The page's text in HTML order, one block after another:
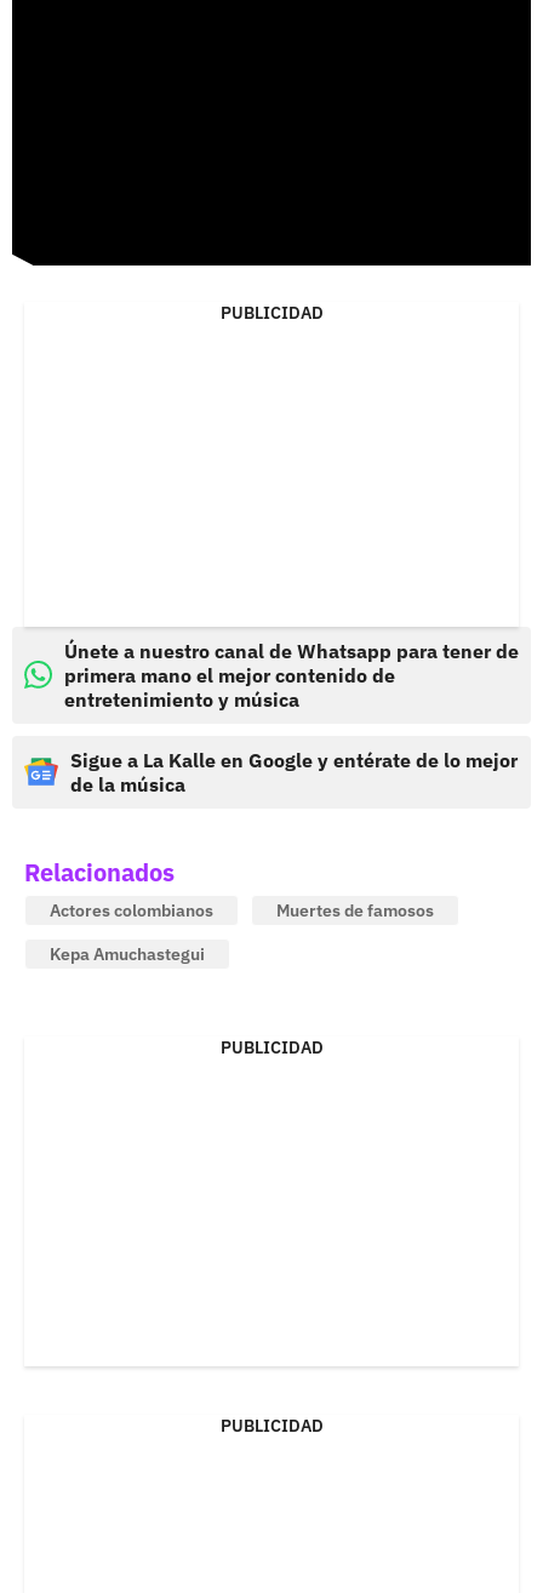
PUBLICIDAD
Únete a nuestro canal de Whatsapp para tener de
primera mano el mejor contenido de
entretenimiento y música
Sigue a La Kalle en Google y entérate de lo mejor
de la música
Relacionados
Actores colombianos
Muertes de famosos
Kepa Amuchastegui
PUBLICIDAD
PUBLICIDAD